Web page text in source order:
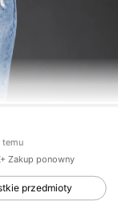
Zakup ponowny
przedmioty